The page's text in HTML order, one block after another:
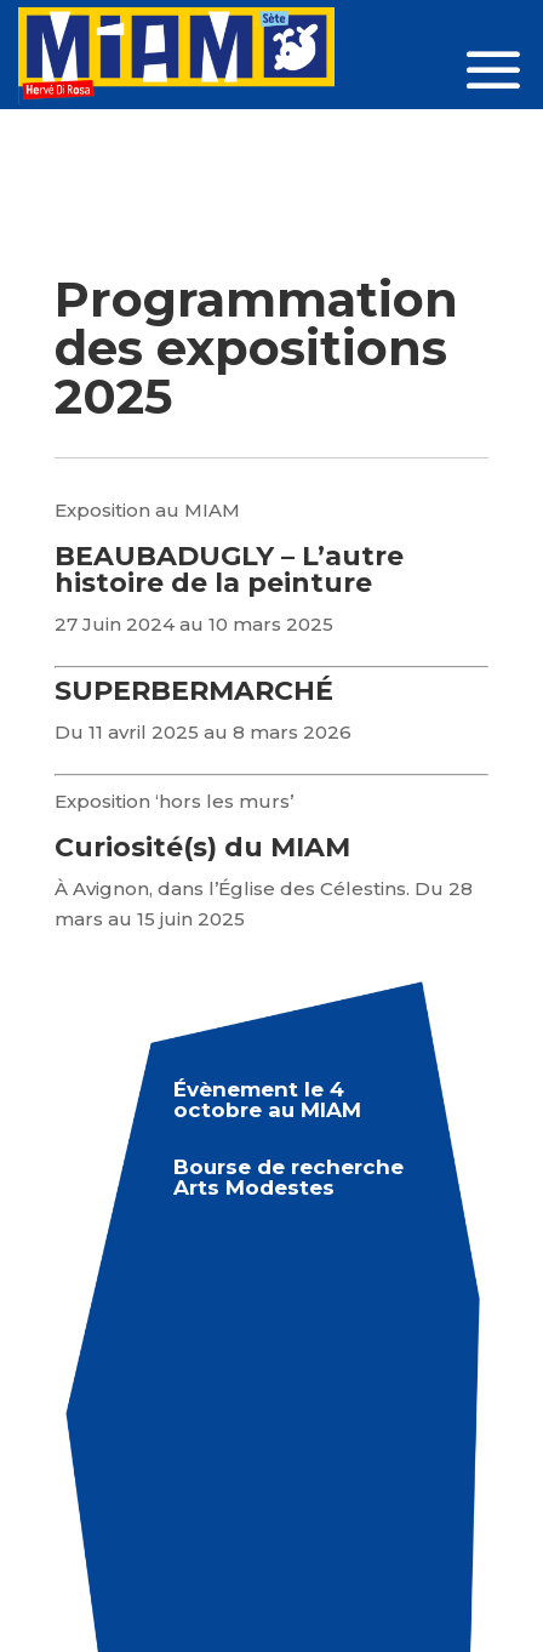
Programmation
des expositions
2025
Exposition au MIAM
BEAUBADUGLY – L’autre
histoire de la peinture
27 Juin 2024 au 10 mars 2025
SUPERBERMARCHÉ
Du 11 avril 2025 au 8 mars 2026
Exposition ‘hors les murs’
Curiosité(s) du MIAM
À Avignon, dans l’Église des Célestins. Du 28
mars au 15 juin 2025
Évènement le 4
octobre au MIAM
Bourse de recherche
Arts Modestes